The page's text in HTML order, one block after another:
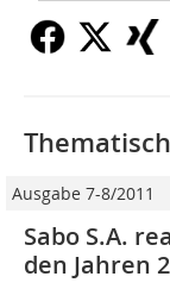
Ausgabe 7-8/2011
Sabo S.A.
den Jahren